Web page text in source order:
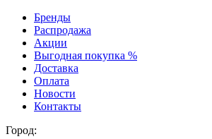
Бренды
Распродажа
Акции
Выгодная покупка %
Доставка
Оплата
Новости
Контакты
Город: